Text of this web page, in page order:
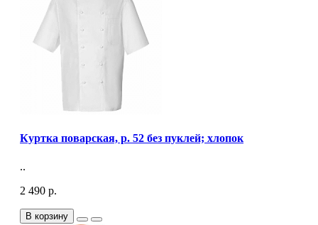
Куртка поварская, р. 52 без пуклей; хлопок
..
2 490 р.
В корзину